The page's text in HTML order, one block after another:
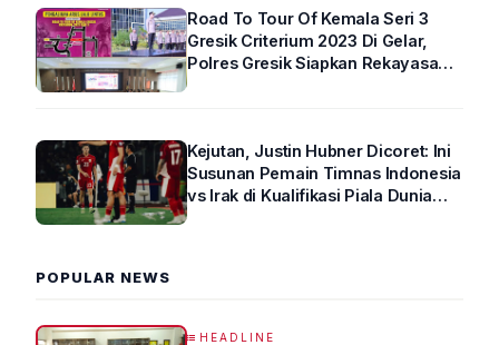
Road To Tour Of Kemala Seri 3
Gresik Criterium 2023 Di Gelar,
Polres Gresik Siapkan Rekayasa
Kejutan, Justin Hubner Dicoret: Ini
Susunan Pemain Timnas Indonesia
vs Irak di Kualifikasi Piala Dunia
POPULAR NEWS
HEADLINE